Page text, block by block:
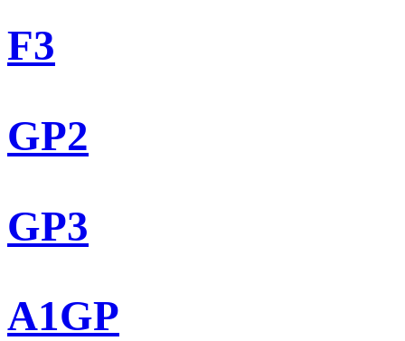
F3
GP2
GP3
A1GP